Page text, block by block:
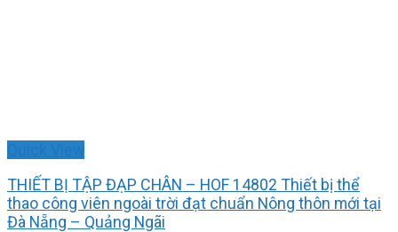
THIẾT BỊ TẬP ĐẠP CHÂN – HOF 14802 Thiết bị thể
thao công viên ngoài trời đạt chuẩn Nông thôn mới tại
Đà Nẵng – Quảng Ngãi